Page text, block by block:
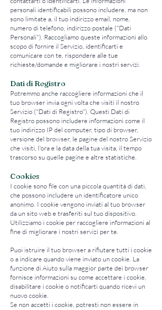
personali identificabili possono includere, ma non
sono limitate a, il tuo indirizzo email, nome,
numero di telefono, indirizzo postale ("Dati
Personali"). Raccogliamo queste informazioni allo
scopo di fornire il Servizio, identificarti e
comunicare con te, rispondere alle tue
richieste/domande e migliorare i nostri servizi.
Dati di Registro
Potremmo anche raccogliere informazioni che il
tuo browser invia ogni volta che visiti il nostro
Servizio ("Dati di Registro"). Questi Dati di
Registro possono includere informazioni come il
tuo indirizzo IP del computer, tipo di browser,
versione del browser, le pagine del nostro Servizio
che visiti, l'ora e la data della tua visita, il tempo
trascorso su quelle pagine e altre statistiche.
Cookies
I cookie sono file con una piccola quantità di dati,
che possono includere un identificatore unico
anonimo. I cookie vengono inviati al tuo browser
da un sito web e trasferiti sul tuo dispositivo.
Utilizziamo i cookie per raccogliere informazioni al
fine di migliorare i nostri servizi per te.
Puoi istruire il tuo browser a rifiutare tutti i cookie
o a indicare quando viene inviato un cookie. La
funzione di Aiuto sulla maggior parte dei browser
fornisce informazioni su come accettare i cookie,
disabilitare i cookie o notificarti quando ricevi un
nuovo cookie.
Se non accetti i cookie, potresti non essere in